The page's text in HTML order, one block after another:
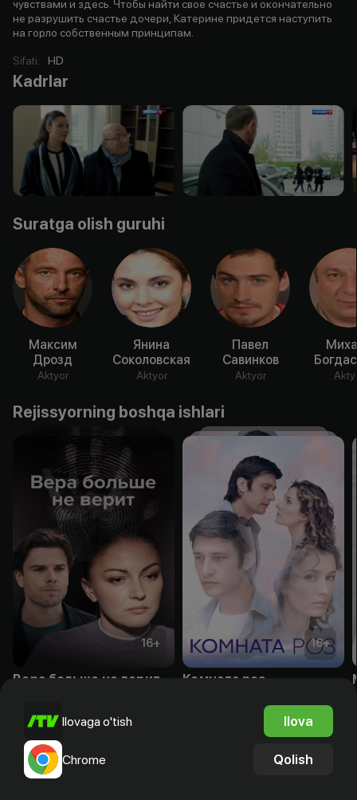
чувствами и здесь. Чтобы найти свое счастье и окончательно
не разрушить счастье дочери, Катерине придется наступить
на горло собственным принципам.
Sifati: HD
Kadrlar
Suratga olish guruhi
Максим
Дрозд
Aktyor
Янина
Соколовская
Aktyor
Павел
Савинков
Aktyor
Rejissyorning boshqa ishlari
16+
Вера больше не верит
16+
Комната роз
Ilovaga o'tish Ilova
Chrome Qolish